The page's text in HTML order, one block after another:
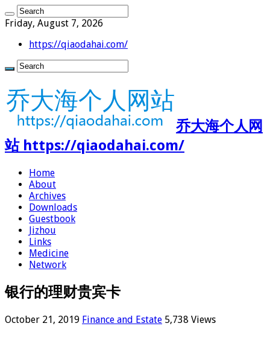
Friday, August 7, 2026
https://qiaodahai.com/
乔大海个人网
站 https://qiaodahai.com/
Home
About
Archives
Downloads
Guestbook
Jizhou
Links
Medicine
Network
银行的理财贵宾卡
October 21, 2019 Finance and Estate 5,738 Views